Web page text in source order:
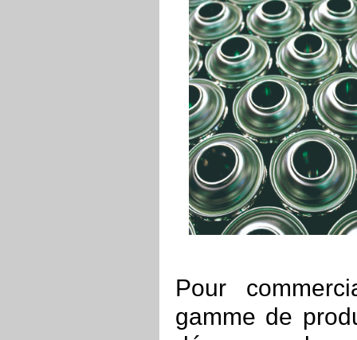
Pour
gamme de